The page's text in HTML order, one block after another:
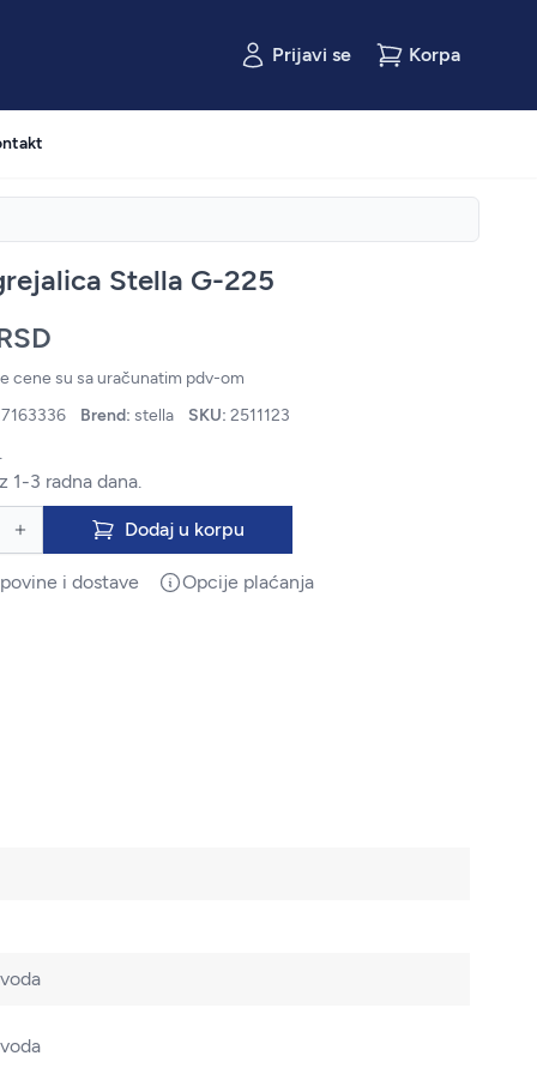
Prijavi se Korpa
Stella G-225
cene su sa uračunatim pdv-om
Brend:stella SKU:2511123
1-3 radna dana.
Dodaj u korpu
i dostave Opcije plaćanja